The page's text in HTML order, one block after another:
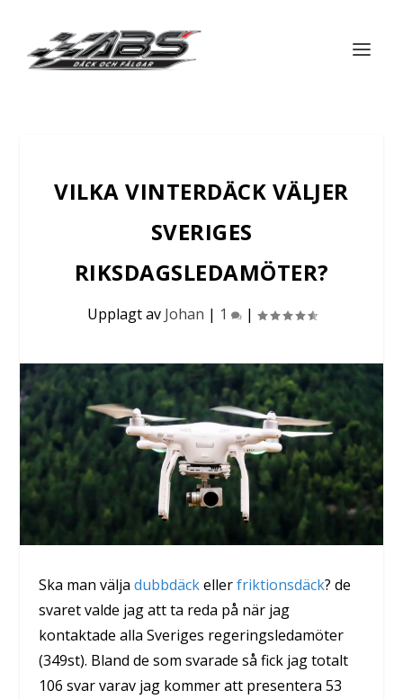
VILKA VINTERDÄCK VÄLJER
SVERIGES
RIKSDAGSLEDAMÖTER?
Upplagt av Johan | 1 |
Ska man välja dubbdäckellerfriktionsdäck? de
svaret valde jag att ta reda på när jag
kontaktade alla Sveriges regeringsledamöter
(349st). Bland de som svarade så fick jag totalt
106 svar varav jag kommer att presentera 53